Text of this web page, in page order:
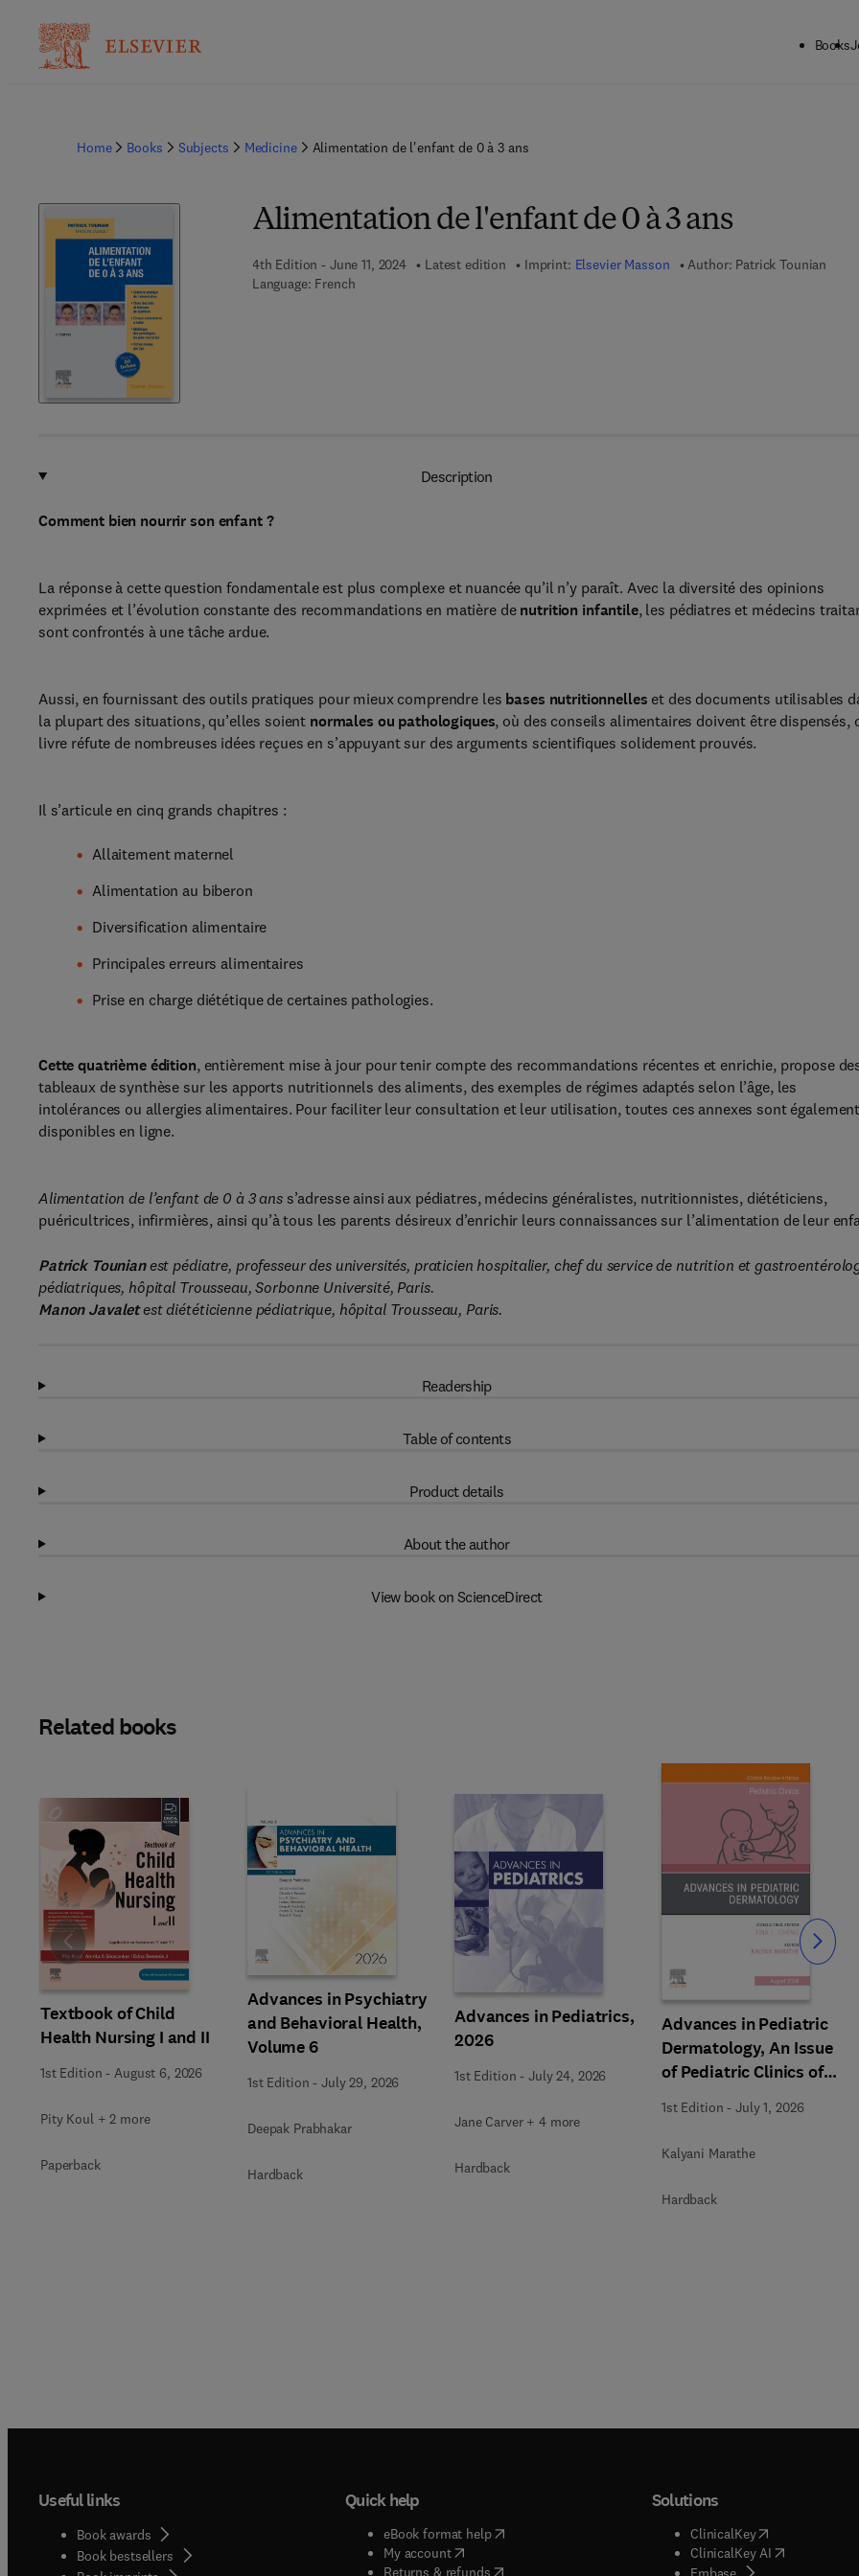
Books
Home Books Subjects Medicine Alimentation de l'enfant de 0 à 3 ans
Alimentation de l'enfant de 0 à 3 ans
4th Edition - June 11, 2024 Latest edition Imprint: Elsevier Masson Author: Patrick Tounian
Language: French
Description
Comment bien nourrir son enfant ?
La réponse à cette question fondamentale est plus complexe et nuancée qu’il n’y paraît. Avec la diversité des opinions
exprimées et l’évolution constante des recommandations en matière de nutrition infantile, les pédiatres et médecins
sont confrontés à une tâche ardue.
Aussi, en fournissant des outils pratiques pour mieux comprendre les bases nutritionnelles et des documents utilisables
la plupart des situations, qu’elles soient normales ou pathologiques, où des conseils alimentaires doivent être dispensés,
livre réfute de nombreuses idées reçues en s’appuyant sur des arguments scientifiques solidement prouvés.
Il s’articule en cinq grands chapitres :
Allaitement maternel
Alimentation au biberon
Diversification alimentaire
Principales erreurs alimentaires
Prise en charge diététique de certaines pathologies.
Cette quatrième édition, entièrement mise à jour pour tenir compte des recommandations récentes et enrichie, propose
tableaux de synthèse sur les apports nutritionnels des aliments, des exemples de régimes adaptés selon l’âge, les
intolérances ou allergies alimentaires. Pour faciliter leur consultation et leur utilisation, toutes ces annexes sont également
disponibles en ligne.
Alimentation de l’enfant de 0 à 3 anss’adresse ainsi aux pédiatres, médecins généralistes, nutritionnistes, diététiciens,
puéricultrices, infirmières, ainsi qu’à tous les parents désireux d’enrichir leurs connaissances sur l’alimentation de leur
Patrick Tounianest pédiatre, professeur des universités, praticien hospitalier, chef du service de nutrition et
pédiatriques, hôpital Trousseau, Sorbonne Université, Paris.
Manon Javaletest diététicienne pédiatrique, hôpital Trousseau, Paris.
Readership
Table of contents
Product details
About the author
View book on ScienceDirect
Related books
Textbook of Child
Health Nursing I and II
1st Edition - August 6, 2026
Pity Koul + 2 more
Paperback
Advances in Psychiatry
and Behavioral Health,
Volume 6
1st Edition -July 29, 2026
Deepak Prabhakar
Hardback
Advances in Pediatrics,
2026
1st Edition -July 24, 2026
Jane Carver + 4 more
Hardback
Advances in Pediatric
Dermatology, An Issue
of Pediatric Clinics of
1st Edition -July 1, 2026
Kalyani Marathe
Hardback
Slide Slide
Useful links
Book awards
Book bestsellers
Quick help
eBook format help( opens in new tab/window
My account( opens in new tab/window
Returns & refunds( opens in new tab/window
Solutions
ClinicalKey(opens in new
ClinicalKey AI( opens in new
( opens in new tab/